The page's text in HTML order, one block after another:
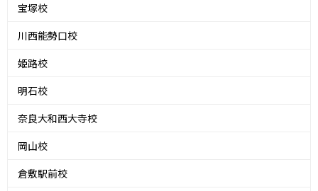
宝塚校
川西能勢口校
姫路校
明石校
奈良大和西大寺校
岡山校
倉敷駅前校